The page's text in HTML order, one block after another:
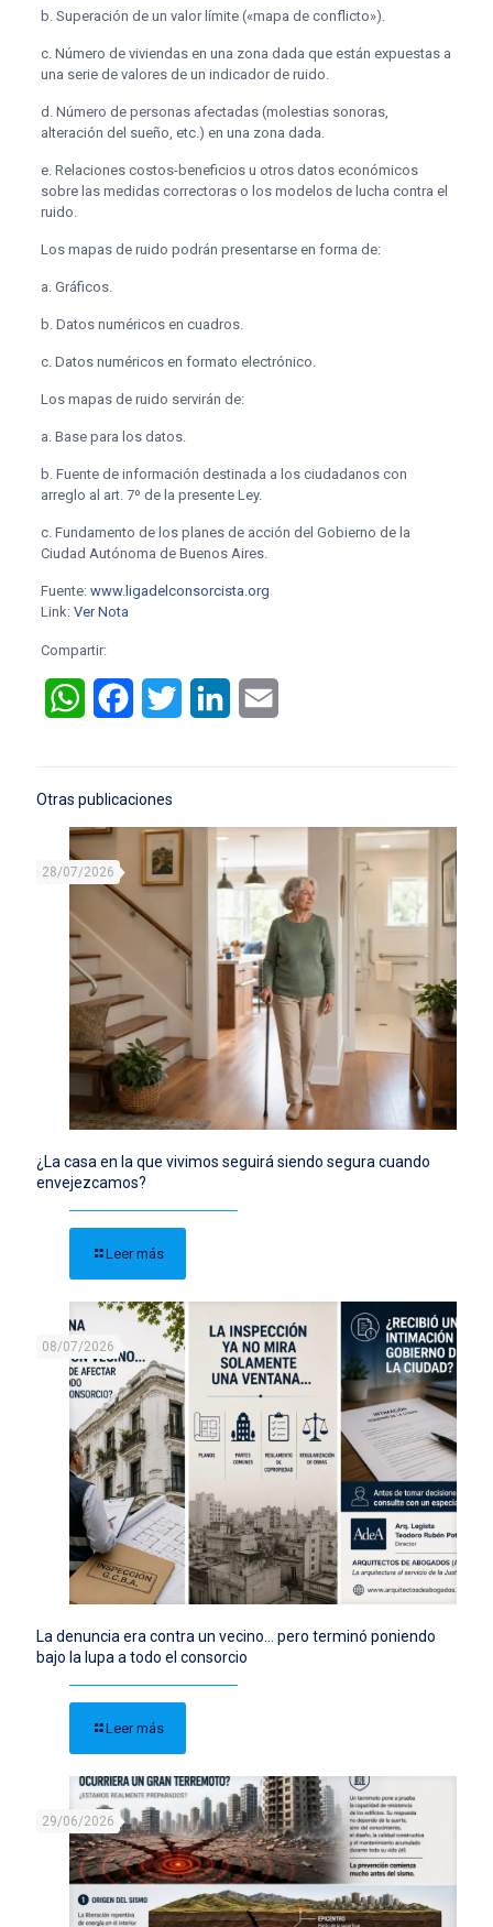
b. Superación de un valor límite («mapa de conflicto»).
c. Número de viviendas en una zona dada que están expuestas a
una serie de valores de un indicador de ruido.
d. Número de personas afectadas (molestias sonoras,
alteración del sueño, etc.) en una zona dada.
e. Relaciones costos-beneficios u otros datos económicos
sobre las medidas correctoras o los modelos de lucha contra el
ruido.
Los mapas de ruido podrán presentarse en forma de:
a. Gráficos.
b. Datos numéricos en cuadros.
c. Datos numéricos en formato electrónico.
Los mapas de ruido servirán de:
a. Base para los datos.
b. Fuente de información destinada a los ciudadanos con
arreglo al art. 7º de la presente Ley.
c. Fundamento de los planes de acción del Gobierno de la
Ciudad Autónoma de Buenos Aires.
Fuente: www.ligadelconsorcista.org
Link: Ver Nota
Compartir:
WhatsAppFacebookTwitter LinkedIn
Otras publicaciones
28/07/2026
¿La casa en la que vivimos seguirá siendo segura cuando
envejezcamos?
Leer más
08/07/2026
La denuncia era contra un vecino… pero terminó poniendo
bajo la lupa a todo el consorcio
Leer más
29/06/2026